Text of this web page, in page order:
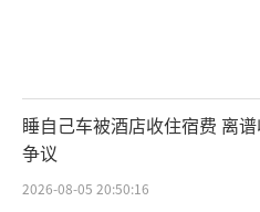
睡自己车被酒店收住宿费 离
争议
2026-08-05 20:50:16